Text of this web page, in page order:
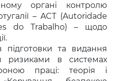
органі контролю
– ACT (Autoridade
do Trabalho) – щодо
та видання
ризиками в системах
праці: теорія і